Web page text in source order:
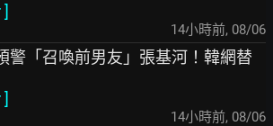
]
14小時前, 08/06
警「召喚前男友」張基河！韓網替
]
14小時前, 08/06